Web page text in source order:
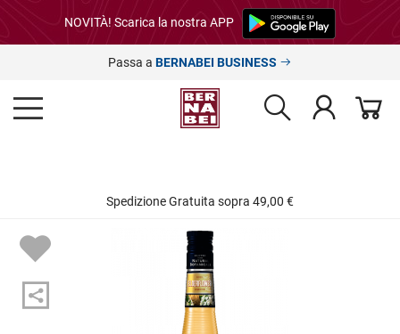
NOVITÀ! Scarica la nostra APP
Passa a BERNABEI BUSINESS
Spedizione Gratuita sopra 49,00 €